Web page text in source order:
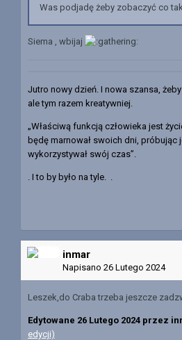
Was podjadę żeby zobaczyć co
Siema , wbijaj
Jutro nowy dzień. I nowa szansa,
ale tym razem kreatywniej.
„Właściwą funkcją człowieka jest
będę marnował swoich dni, próbując
wykorzystywał swój czas”.
. I to by było na tyle. .
inmar
Napisano 26 Lutego 2024
Leszek,do Craba trzeba jeszcze
Edytowane 26 Lutego 2024 przez
edycji)